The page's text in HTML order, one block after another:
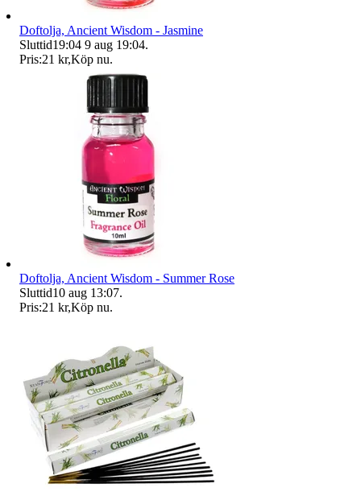
Doftolja, Ancient Wisdom - Jasmine
Sluttid19:04 9 aug 19:04.
Pris:21 kr,Köp nu.
Doftolja, Ancient Wisdom - Summer Rose
Sluttid10 aug 13:07.
Pris:21 kr,Köp nu.